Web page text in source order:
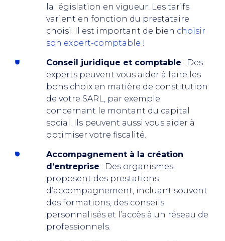
la législation en vigueur. Les tarifs
varient en fonction du prestataire
choisi. Il est important de bien choisir
son expert-comptable !
Conseil juridique et comptable : Des
experts peuvent vous aider à faire les
bons choix en matière de constitution
de votre SARL, par exemple
concernant le montant du capital
social. Ils peuvent aussi vous aider à
optimiser votre fiscalité.
Accompagnement à la création
d’entreprise : Des organismes
proposent des prestations
d’accompagnement, incluant souvent
des formations, des conseils
personnalisés et l’accès à un réseau de
professionnels.